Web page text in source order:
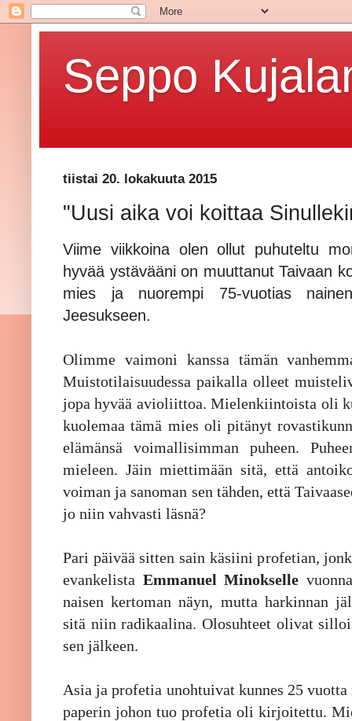
Seppo
tiistai 20. lokakuuta 2015
"Uusi aika voi koittaa
Viime viikkoina olen ollut puhuteltu
hyvää ystävääni on muuttanut Taivaan
mies ja nuorempi 75-vuotias
Jeesukseen.
Olimme vaimoni kanssa tämän
Muistotilaisuudessa paikalla olleet
jopa hyvää avioliittoa. Mielenkiintoista oli
kuolemaa tämä mies oli pitänyt
elämänsä voimallisimman puheen.
mieleen. Jäin miettimään sitä, että
voiman ja sanoman sen tähden, että
jo niin vahvasti läsnä?
Pari päivää sitten sain käsiini profetian,
evankelista Emmanuel Minokselle
naisen kertoman näyn, mutta harkinnan
sitä niin radikaalina. Olosuhteet olivat
sen jälkeen.
Asia ja profetia unohtuivat kunnes 25
paperin johon tuo profetia oli kirjoitettu.